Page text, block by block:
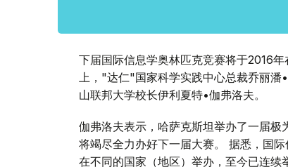
下届国际信息学奥林匹克竞赛将于2016
上，"达仁"国家科学实践中心总裁乔丽潘
山联邦大学校长伊利夏特•伽弗洛夫。
伽弗洛夫表示，哈萨克斯坦举办了一届极
将竭尽全力办好下一届大赛。 据悉，国
在不同的国家（地区）举办，至今已连